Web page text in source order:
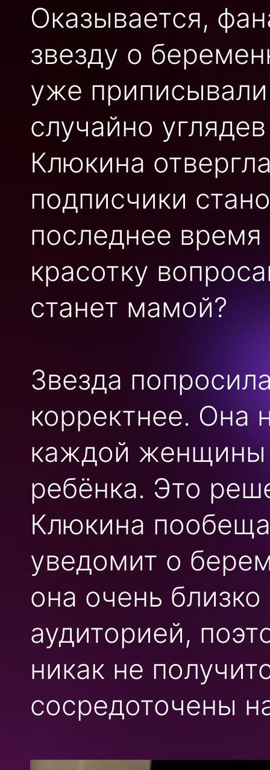
Оказывается,
звезду о
уже
случайно
Клюкина
подписчики
последнее
красотку
станет мамой?
Звезда
корректнее. Она
каждой женщины
ребёнка. Это
Клюкина
уведомит о
она очень
аудиторией,
никак не
сосредоточены